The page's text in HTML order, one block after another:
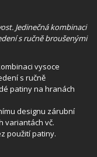
Jedinečná kombinaci
s ručně broušenými
vysoce
s ručně
patiny na hranách
designu zárubní
variantách vč.
použití patiny.